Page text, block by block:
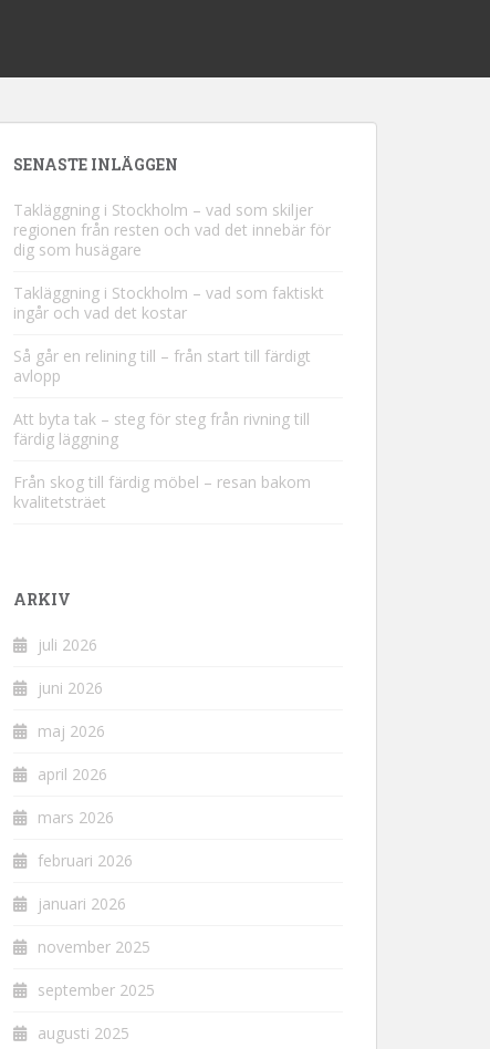
SENASTE INLÄGGEN
Takläggning i Stockholm – vad som skiljer
regionen från resten och vad det innebär för
dig som husägare
Takläggning i Stockholm – vad som faktiskt
ingår och vad det kostar
Så går en relining till – från start till färdigt
avlopp
Att byta tak – steg för steg från rivning till
färdig läggning
Från skog till färdig möbel – resan bakom
kvalitetsträet
ARKIV
juli 2026
juni 2026
maj 2026
april 2026
mars 2026
februari 2026
januari 2026
november 2025
september 2025
augusti 2025